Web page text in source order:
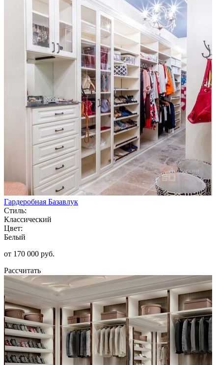
Гардеробная Базавлук
Стиль:
Классический
Цвет:
Белый
от 170 000 руб.
Рассчитать